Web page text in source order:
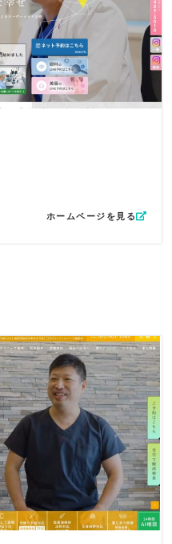
ホームページを見る